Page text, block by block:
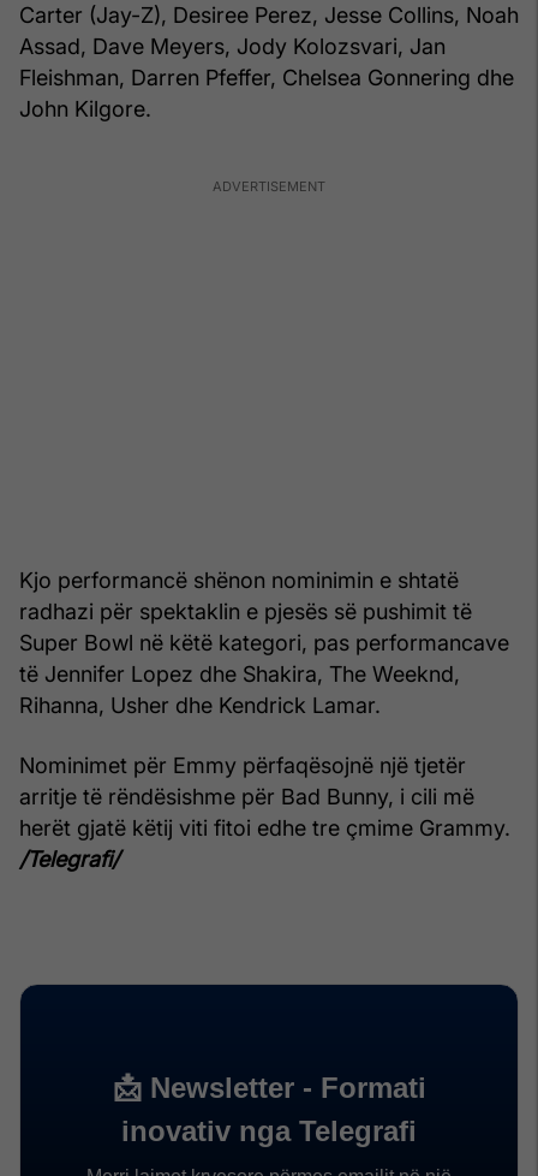
Carter (Jay-Z), Desiree Perez, Jesse Collins, Noah
Assad, Dave Meyers, Jody Kolozsvari, Jan
Fleishman, Darren Pfeffer, Chelsea Gonnering dhe
John Kilgore.
Kjo performancë shënon nominimin e shtatë
radhazi për spektaklin e pjesës së pushimit të
Super Bowl në këtë kategori, pas performancave
të Jennifer Lopez dhe Shakira, The Weeknd,
Rihanna, Usher dhe Kendrick Lamar.
Nominimet për Emmy përfaqësojnë një tjetër
arritje të rëndësishme për Bad Bunny, i cili më
herët gjatë këtij viti fitoi edhe tre çmime Grammy.
/Telegrafi/